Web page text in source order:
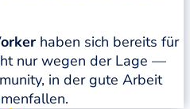
haben sich bereits für
nur wegen der Lage —
in der gute Arbeit